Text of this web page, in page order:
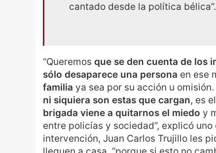
cantado desde la política bélica”.
“Queremos que se den cuenta de los
sólo desaparece una persona en ese
familia ya sea por su acción u
ni siquiera son estas que cargan, es
brigada viene a quitarnos el miedo y
entre policías y sociedad”, explicó
intervención, Juan Carlos Trujillo les